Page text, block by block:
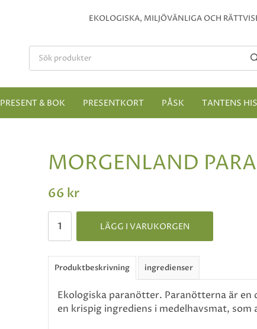
EKOLOGISKA, MILJÖVÄNLIGA OCH
PRESENT & BOK PRESENTKORT PÅSK TANTENS
MORGENLAND
66 kr
LÄGG I VARUKORGEN
Produktbeskrivning ingredienser
Ekologiska paranötter. Paranötterna är
en krispig ingrediens i medelhavsmat,